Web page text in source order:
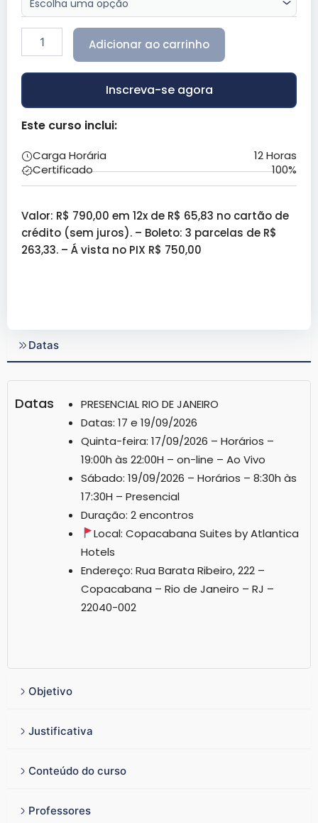
Datas
Objetivo
Justificativa
Conteúdo do curso
Professores
Datas
PRESENCIAL RIO DE JANEIRO
Datas: 17 e 19/09/2026
Quinta-feira: 17/09/2026 – Horários –
19:00h às 22:00H – on-line – Ao Vivo
Sábado: 19/09/2026 – Horários – 8:30h às
17:30H – Presencial
Duração: 2 encontros
Local: Copacabana Suites by Atlantica
Hotels
Endereço: Rua Barata Ribeiro, 222 –
Copacabana – Rio de Janeiro – RJ –
22040-002
Luciana
Paes
quantidade
Adicionar ao carrinho
Inscreva-se agora
Este curso inclui:
Carga Horária
12 Horas
Certificado
100%
Valor: R$ 790,00 em 12x de R$ 65,83 no cartão de
crédito (sem juros). – Boleto: 3 parcelas de R$
263,33. – Á vista no PIX R$ 750,00